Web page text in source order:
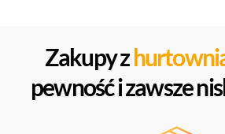
Zakupy z
pewność i zawsze